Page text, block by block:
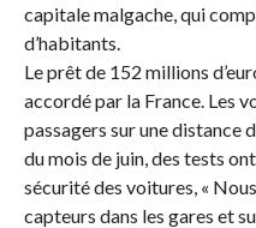
capitale malgache, qui
d’habitants.
Le prêt de 152 millions
accordé par la France. Les
passagers sur une distance
du mois de juin, des tests
sécurité des voitures, «
capteurs dans les gares et